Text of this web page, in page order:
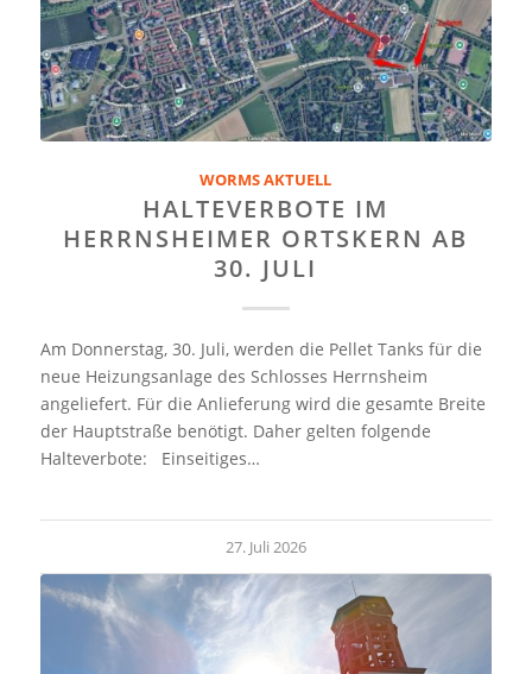
WORMS AKTUELL
HALTEVERBOTE IM
HERRNSHEIMER ORTSKERN AB
30. JULI
Am Donnerstag, 30. Juli, werden die Pellet Tanks für die
neue Heizungsanlage des Schlosses Herrnsheim
angeliefert. Für die Anlieferung wird die gesamte Breite
der Hauptstraße benötigt. Daher gelten folgende
Halteverbote: Einseitiges…
27. Juli 2026